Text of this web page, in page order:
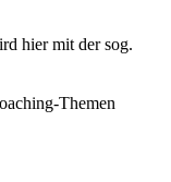
hier mit der sog.
Themen